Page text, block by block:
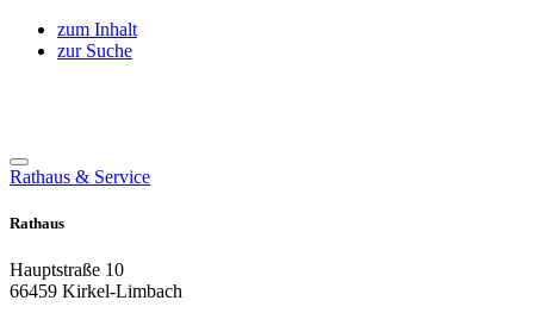
zum Inhalt
zur Suche
Rathaus & Service
Rathaus
Hauptstraße 10
66459 Kirkel-Limbach